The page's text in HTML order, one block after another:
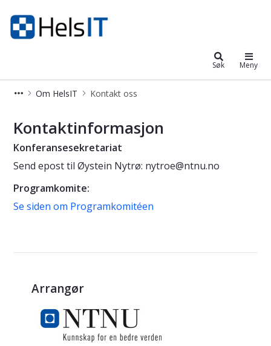
Søk Meny
Om HelsIT Kontakt oss
Kontaktinformasjon
Konferansesekretariat
Send epost til Øystein Nytrø: nytroe@ntnu.no
Programkomite:
Se siden om Programkomitéen
Arrangør